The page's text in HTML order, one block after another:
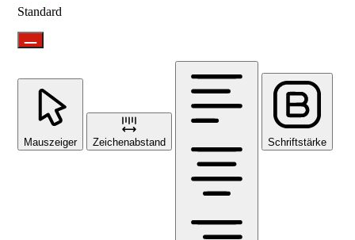
Standard
Mauszeiger Zeichenabstand Schriftstärke